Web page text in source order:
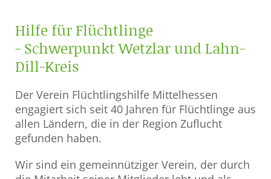
Hilfe für Flüchtlinge
- Schwerpunkt Wetzlar und Lahn-
Dill-Kreis
Der Verein Flüchtlingshilfe Mittelhessen
engagiert sich seit 40 Jahren für Flüchtlinge aus
allen Ländern, die in der Region Zuflucht
gefunden haben.
Wir sind ein gemeinnütziger Verein, der durch